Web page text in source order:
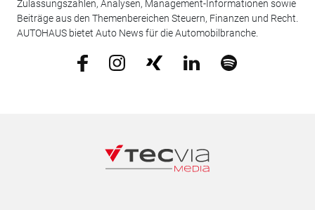
Zulassungszahlen, Analysen, Management-Informationen sowie
Beiträge aus den Themenbereichen Steuern, Finanzen und Recht.
AUTOHAUS bietet Auto News für die Automobilbranche.